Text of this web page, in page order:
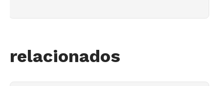
relacionados